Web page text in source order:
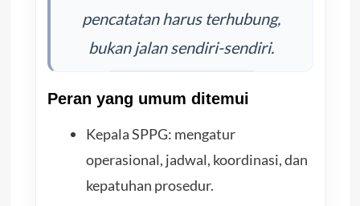
pencatatan harus terhubung,
bukan jalan sendiri-sendiri.
Peran yang umum ditemui
Kepala SPPG: mengatur
operasional, jadwal, koordinasi, dan
kepatuhan prosedur.